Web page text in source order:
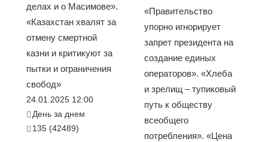
делах и о Масимове».
«Казахстан хвалят за
отмену смертной
казни и критикуют за
пытки и ограничения
свобод»
24.01.2025 12:00
День за днем
135 (42489)
«Правительство
упорно игнорирует
запрет президента на
создание единых
операторов». «Хлеба
и зрелищ – тупиковый
путь к обществу
всеобщего
потребления». «Цена